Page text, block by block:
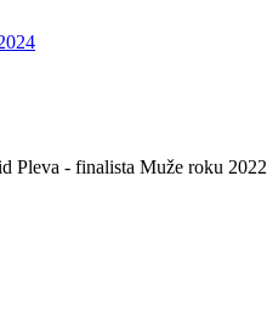
Pleva - finalista Muže roku 2022